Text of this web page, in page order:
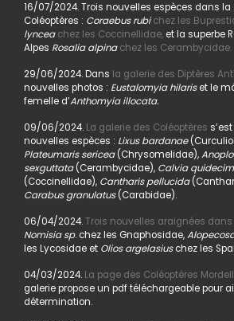
16/07/2024. Trois nouvelles espèces dans la
Coléoptères : Coraebus rubi chez les
lyncea chez les Coccinellidae,et la superbe
Alpes Rosalia alpina chez les Cerambycidae.
29/06/2024. Dans la galerie des Diptères
nouvelles photos : Eustalomyia hilariset le
femelle d’Anthomyia illocata.
09/06/2024.La galerie des Coléoptères
nouvelles espèces : Lixus bardanae
Plateumaris sericea(Chrysomelidae),
sexguttata(Cerambycidae), Calvia
(Coccinellidae), Cantharis pellucida
Carabus granulatus(Carabidae).
06/04/2024.Trois nouvelles araignées
Nomisia sp. chez les Gnaphosidae,
les Lycosidae et Olios argelasiuschez les
04/03/2024. La page des Coléoptères
galerie propose un pdf téléchargeable pour
détermination.